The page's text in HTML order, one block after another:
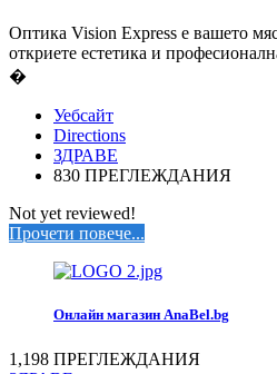
Оптика Vision Express е вашето
откриете естетика и
�
Уебсайт
Directions
ЗДРАВЕ
830 ПРЕГЛЕЖДАНИЯ
Not yet reviewed!
Прочети повече...
Онлайн магазин AnaBel.bg
1,198 ПРЕГЛЕЖДАНИЯ